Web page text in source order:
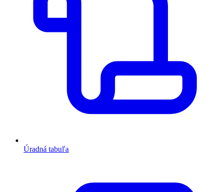
Úradná tabuľa